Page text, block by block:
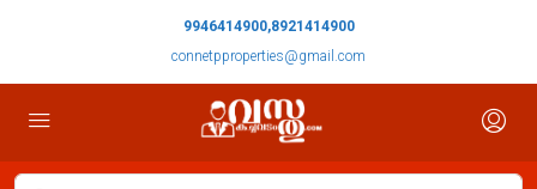
9946414900,8921414900
connetpproperties@gmail.com